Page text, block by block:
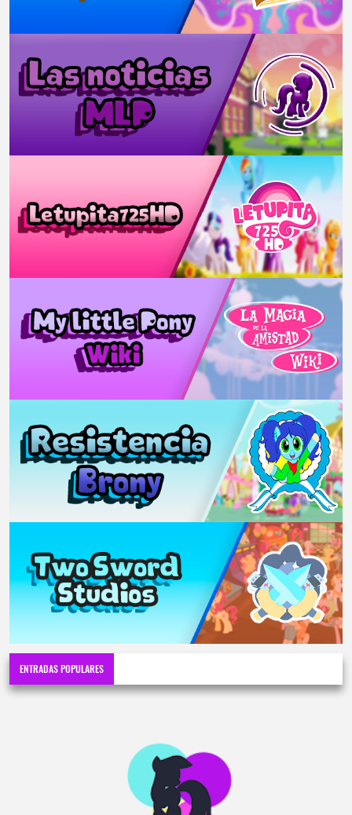
ENTRADAS POPULARES